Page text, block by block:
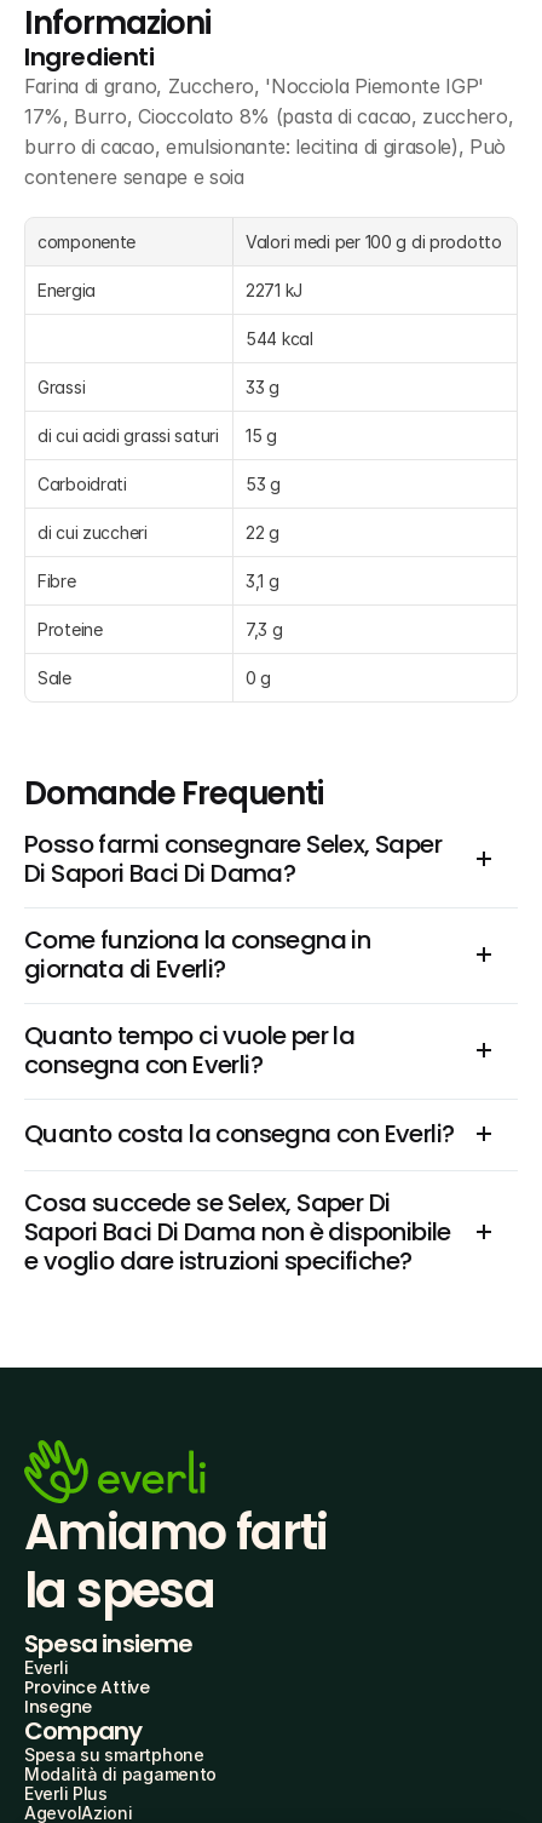
Informazioni
Ingredienti
Farina di grano, Zucchero, 'Nocciola Piemonte IGP'
17%, Burro, Cioccolato 8% (pasta di cacao, zucchero,
burro di cacao, emulsionante: lecitina di girasole), Può
contenere senape e soia
componente Valori medi per 100 g di prodotto
Energia 2271 kJ
544 kcal
Grassi 33 g
di cui acidi grassi saturi 15 g
Carboidrati 53 g
di cui zuccheri 22 g
Fibre 3,1 g
Proteine 7,3 g
Sale 0 g
Domande Frequenti
Posso farmi consegnare Selex, Saper
Di Sapori Baci Di Dama?
Come funziona la consegna in
giornata di Everli?
Quanto tempo ci vuole per la
consegna con Everli?
Quanto costa la consegna con Everli?
Cosa succede se Selex, Saper Di
Sapori Baci Di Dama non è disponibile
e voglio dare istruzioni specifiche?
Amiamo farti
la spesa
Spesa insieme
Everli
Province Attive
Insegne
Company
Spesa su smartphone
Modalità di pagamento
Everli Plus
AgevolAzioni